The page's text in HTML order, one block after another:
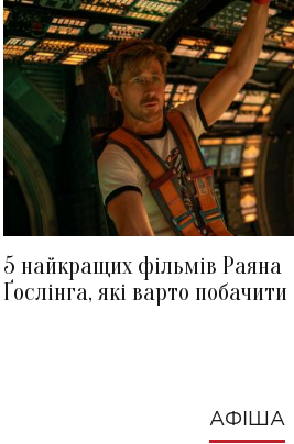
5 найкращих фільмів Раяна
Ґослінга, які варто побачити
АФІША